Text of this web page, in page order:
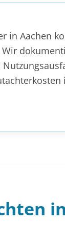
in Aachen